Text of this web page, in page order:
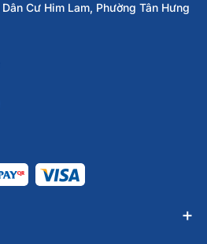
bao lâu thì có hiệu quả?
sau khoảng 2–4 tuần sử dụng
kết hợp cùng chế độ ăn uống và
Cư Him Lam, Phường Tân Hưng